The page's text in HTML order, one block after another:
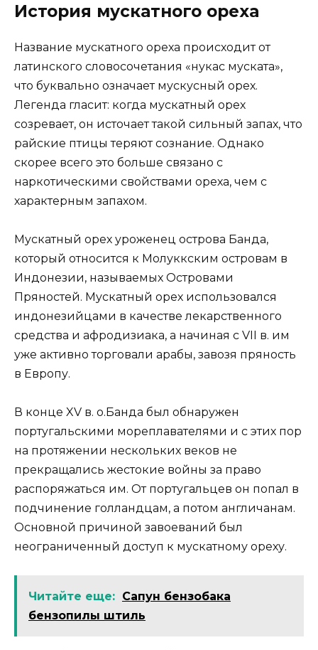
История мускатного ореха
Название мускатного ореха происходит от
латинского словосочетания «нукас муската»,
что буквально означает мускусный орех.
Легенда гласит: когда мускатный орех
созревает, он источает такой сильный запах, что
райские птицы теряют сознание. Однако
скорее всего это больше связано с
наркотическими свойствами ореха, чем с
характерным запахом.
Мускатный орех уроженец острова Банда,
который относится к Молуккским островам в
Индонезии, называемых Островами
Пряностей. Мускатный орех использовался
индонезийцами в качестве лекарственного
средства и афродизиака, а начиная с VII в. им
уже активно торговали арабы, завозя пряность
в Европу.
В конце XV в. о.Банда был обнаружен
португальскими мореплавателями и с этих пор
на протяжении нескольких веков не
прекращались жестокие войны за право
распоряжаться им. От португальцев он попал в
подчинение голландцам, а потом англичанам.
Основной причиной завоеваний был
неограниченный доступ к мускатному ореху.
Читайте еще: Сапун бензобака
бензопилы штиль